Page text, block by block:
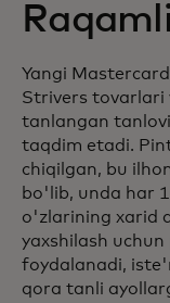
Yangi
Strivers tovarlari
tanlangan
taqdim etadi.
chiqilgan, bu
bo'lib, unda har
o'zlarining xarid
yaxshilash
foydalanadi,
qora tanli